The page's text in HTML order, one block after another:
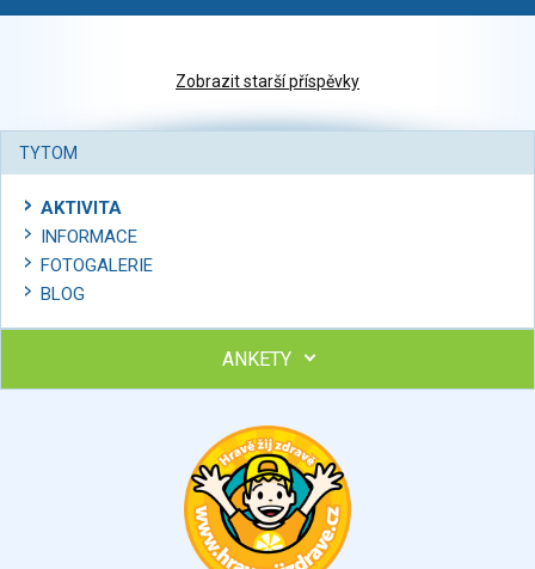
Zobrazit starší příspěvky
TYTOM
AKTIVITA
INFORMACE
FOTOGALERIE
BLOG
ANKETY